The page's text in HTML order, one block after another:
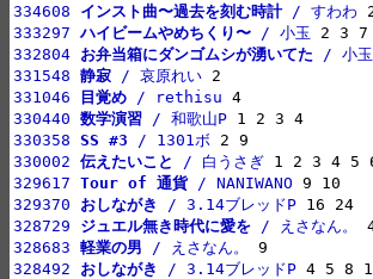
334608 インスト曲〜過去を刻む時計 / すわわ
333297 ハイビームやめちくり〜 / 小玉
332804 お弁当箱にダンゴムシが湧いてた / 小玉
331548 静寂 / 哀原れい
331046
目覚め / rethisu
330440 数学演習 / 和歌山P
330358 SS #3 / 1301ボ
330002 伝えたいこと / 白うさぎ
329617 Tour of 通貨 / NANIWANO
329370 おしながき / 3.14ブレッドP
328729 ジュエル無き時代に愛を / えさなん。
328683 軽業の男 / えさなん。
328492 おしながき / 3.14ブレッドP